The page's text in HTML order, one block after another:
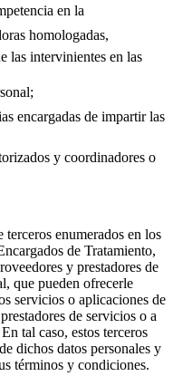
en la
homologadas,
las intervinientes en las
encargadas de impartir las
y coordinadores o
terceros enumerados en los
de Tratamiento,
y prestadores de
que pueden ofrecerle
servicios o aplicaciones de
de servicios o a
tal caso, estos terceros
dichos datos personales y
términos y condiciones.